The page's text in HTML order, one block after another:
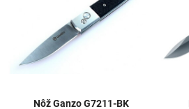
Nôž Ganzo G7211-BK